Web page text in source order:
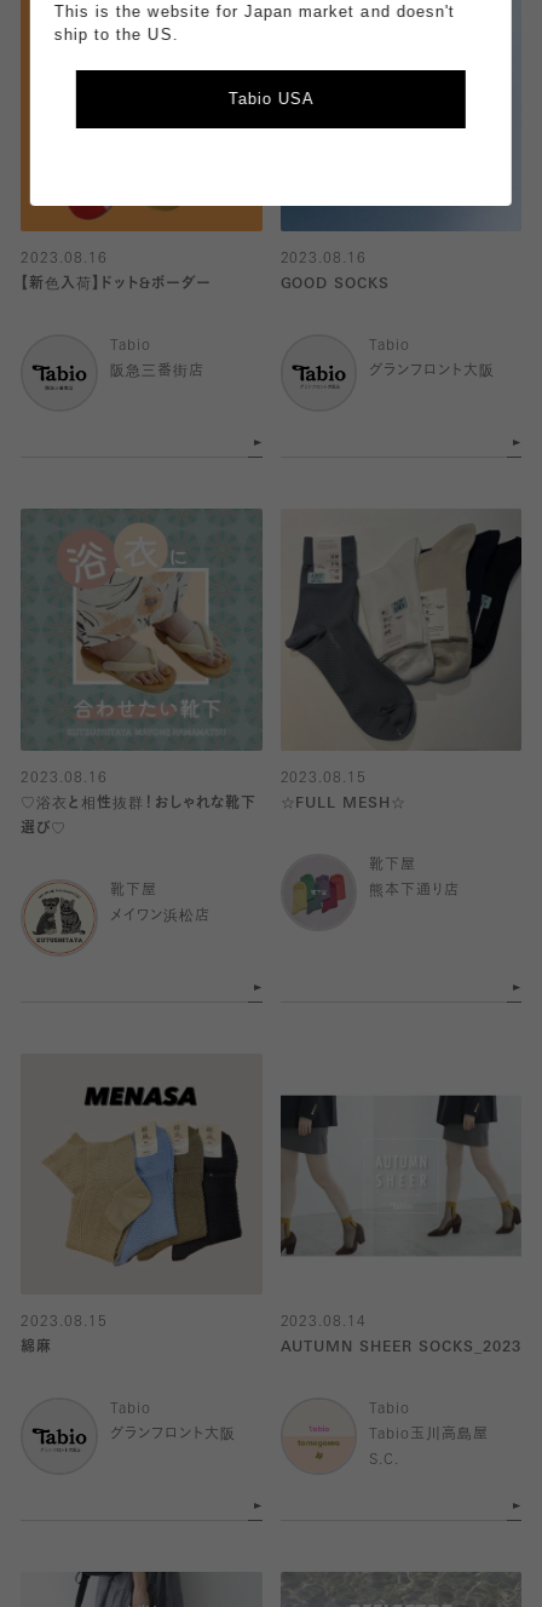
2023.08.16
【新色入荷】ドット&ボーダー
Tabio
阪急三番街店
2023.08.16
GOOD SOCKS
Tabio
グランフロント大阪
2023.08.16
♡浴衣と相性抜群！おしゃれな靴下
選び♡
靴下屋
メイワン浜松店
2023.08.15
☆FULL MESH☆
靴下屋
熊本下通り店
2023.08.15
綿麻
Tabio
グランフロント大阪
2023.08.14
AUTUMN SHEER SOCKS_2023
Tabio
Tabio玉川高島屋
S.C.
This is the website for Japan market and doesn't
ship to the US.
Tabio USA